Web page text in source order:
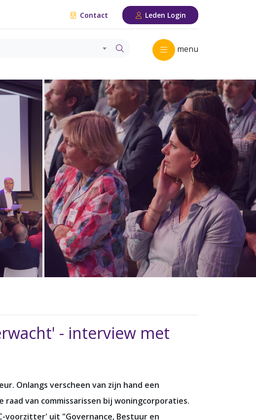
Contact Leden Login
menu
- interview met
Onlangs verscheen van zijn hand een
van commissarissen bij woningcorporaties.
voorzitter' uit "Governance, Bestuur en